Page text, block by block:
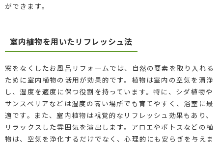
ができます。
室内植物を用いたリフレッシュ法
窓をなくしたお風呂リフォームでは、自然の要素を取り入れる
ために室内植物の活用が効果的です。植物は室内の空気を清浄
し、湿度を適度に保つ役割を持っています。特に、シダ植物や
サンスベリアなどは湿度の高い場所でも育てやすく、浴室に最
適です。また、室内植物は視覚的なリフレッシュ効果もあり、
リラックスした雰囲気を演出します。アロエやポトスなどの植
物は、空気を浄化するだけでなく、心理的にも安らぎを与えま